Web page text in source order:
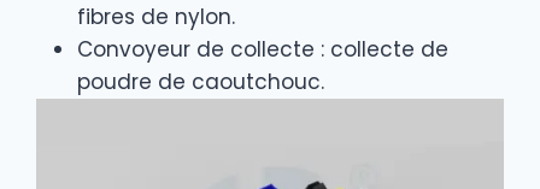
fibres de nylon.
Convoyeur de collecte : collecte de
poudre de caoutchouc.